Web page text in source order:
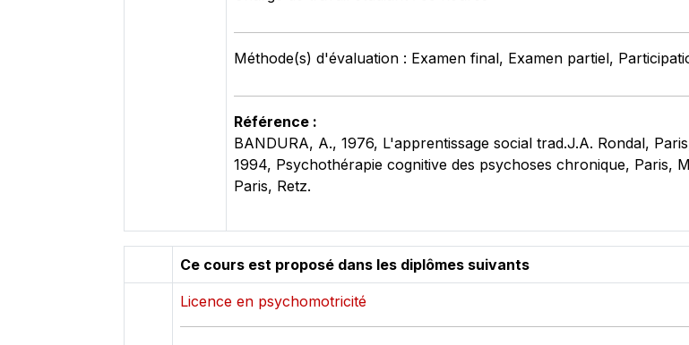
Méthode(s) d'évaluation : Examen final, Examen partiel,
Référence :
BANDURA, A., 1976, L'apprentissage social trad.J.A. Rondal,
1994, Psychothérapie cognitive des psychoses chronique, Paris,
Paris, Retz.
Ce cours est proposé dans les diplômes suivants
Licence en psychomotricité